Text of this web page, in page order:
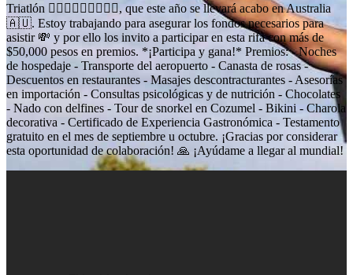
Triatlón 🏊🏻‍♀️🏃🏻‍♂️🚴🏻‍♂️, que este año se llevará acabo en Australia
🇦🇺. Estoy trabajando para asegurar los fondos necesarios para
asistir 💸 y por ello los invito a participar en esta rifa con más de
$50,000 pesos en premios. *¡Participa y gana!* Premios: - Noches
de hospedaje - Transporte del aeropuerto - Canasta de rosas -
Descuentos en restaurantes - Masajes descontracturantes - Asesorías
en importación - Consultas psicológicas y de nutrición - Chocolates
- Nado con delfines - Tour de snorkel en Cozumel - Bikini - Charola
decorativa - Certificado de Experiencia Gastronómica - Testamento
gratuito en el mes de septiembre u octubre. ¡Gracias por considerar
esta oportunidad de colaboración! 🙏 ¡Ayúdame a llegar al mundial!